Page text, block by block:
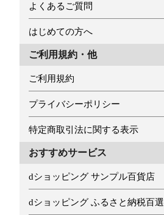
よくあるご質問
はじめての方へ
ご利用規約・他
ご利用規約
プライバシーポリシー
特定商取引法に関する表示
おすすめサービス
dショッピング サンプル百貨店
dショッピング ふるさと納税百選